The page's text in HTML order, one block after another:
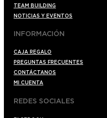
TEAM BUILDING
NOTICIAS Y EVENTOS
INFORMACIÓN
CAJA REGALO
PREGUNTAS FRECUENTES
CONTÁCTANOS
MI CUENTA
REDES SOCIALES